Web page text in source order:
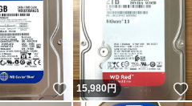
いいね！
15,980円